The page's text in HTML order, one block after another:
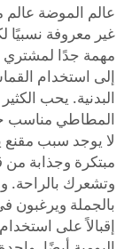
عالم الموضة عالم
غير معروفة
مهمة جدًا لمشتري
إلى استخدام
البدنية. يحب
المطاطي مناسب
لا يوجد سبب
مبتكرة وجذابة
وتشعرك بالراحة.
بالجملة ويرغبون
إقبالاً على